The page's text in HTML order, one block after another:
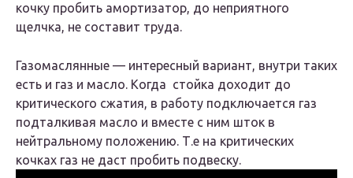
кочку пробить амортизатор, до неприятного
щелчка, не составит труда.
Газомаслянные — интересный вариант, внутри таких
есть и газ и масло. Когда стойка доходит до
критического сжатия, в работу подключается газ
подталкивая масло и вместе с ним шток в
нейтральному положению. Т.е на критических
кочках газ не даст пробить подвеску.